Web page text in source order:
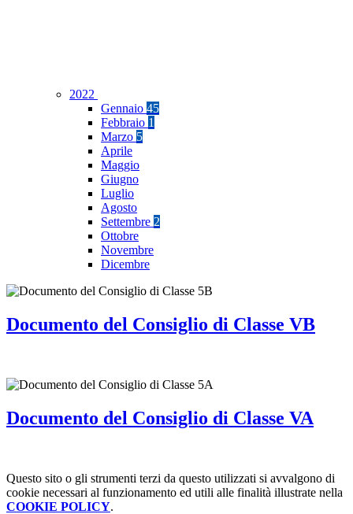
2022
Gennaio 45
Febbraio 1
Marzo 5
Aprile
Maggio
Giugno
Luglio
Agosto
Settembre 2
Ottobre
Novembre
Dicembre
Documento del Consiglio di Classe VB
Documento del Consiglio di Classe VA
Questo sito o gli strumenti terzi da questo utilizzati si avvalgono di
cookie necessari al funzionamento ed utili alle finalità illustrate nella
COOKIE POLICY.